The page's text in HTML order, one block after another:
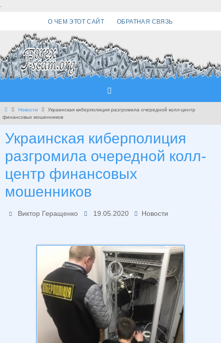
.
О ЧЕМ ЭТОТ САЙТ ОБРАТНАЯ СВЯЗЬ
Главная
Новости
Украинская киберполиция разгромила очередной колл-центр
финансовых мошенников
Украинская киберполиция
разгромила очередной колл-
центр финансовых
мошенников
Виктор Геращенко 19.05.2020 Новости